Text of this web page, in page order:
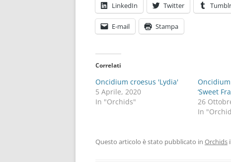
LinkedIn Twitter Tumblr
E-mail Stampa
Correlati
Oncidium croesus 'Lydia'
5 Aprile, 2020
In "Orchids"
‘Sweet
26
In
Questo articolo è stato pubblicato in Orchids